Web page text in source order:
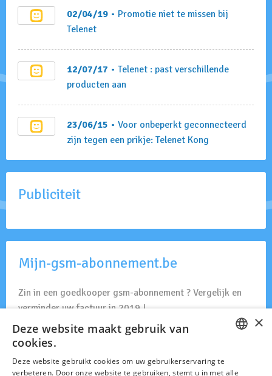
02/04/19 • Promotie niet te missen bij
Telenet
12/07/17 • Telenet : past verschillende
producten aan
23/06/15 • Voor onbeperkt geconnecteerd
zijn tegen een prikje: Telenet Kong
Publiciteit
Mijn-gsm-abonnement.be
Zin in een goedkooper gsm-abonnement ? Vergelijk en
verminder uw factuur in 2019 ! .
GSM Abonnement
×
Deze website maakt gebruik van
cookies.
Deze website gebruikt cookies om uw gebruikerservaring te
verbeteren. Door onze website te gebruiken, stemt u in met alle